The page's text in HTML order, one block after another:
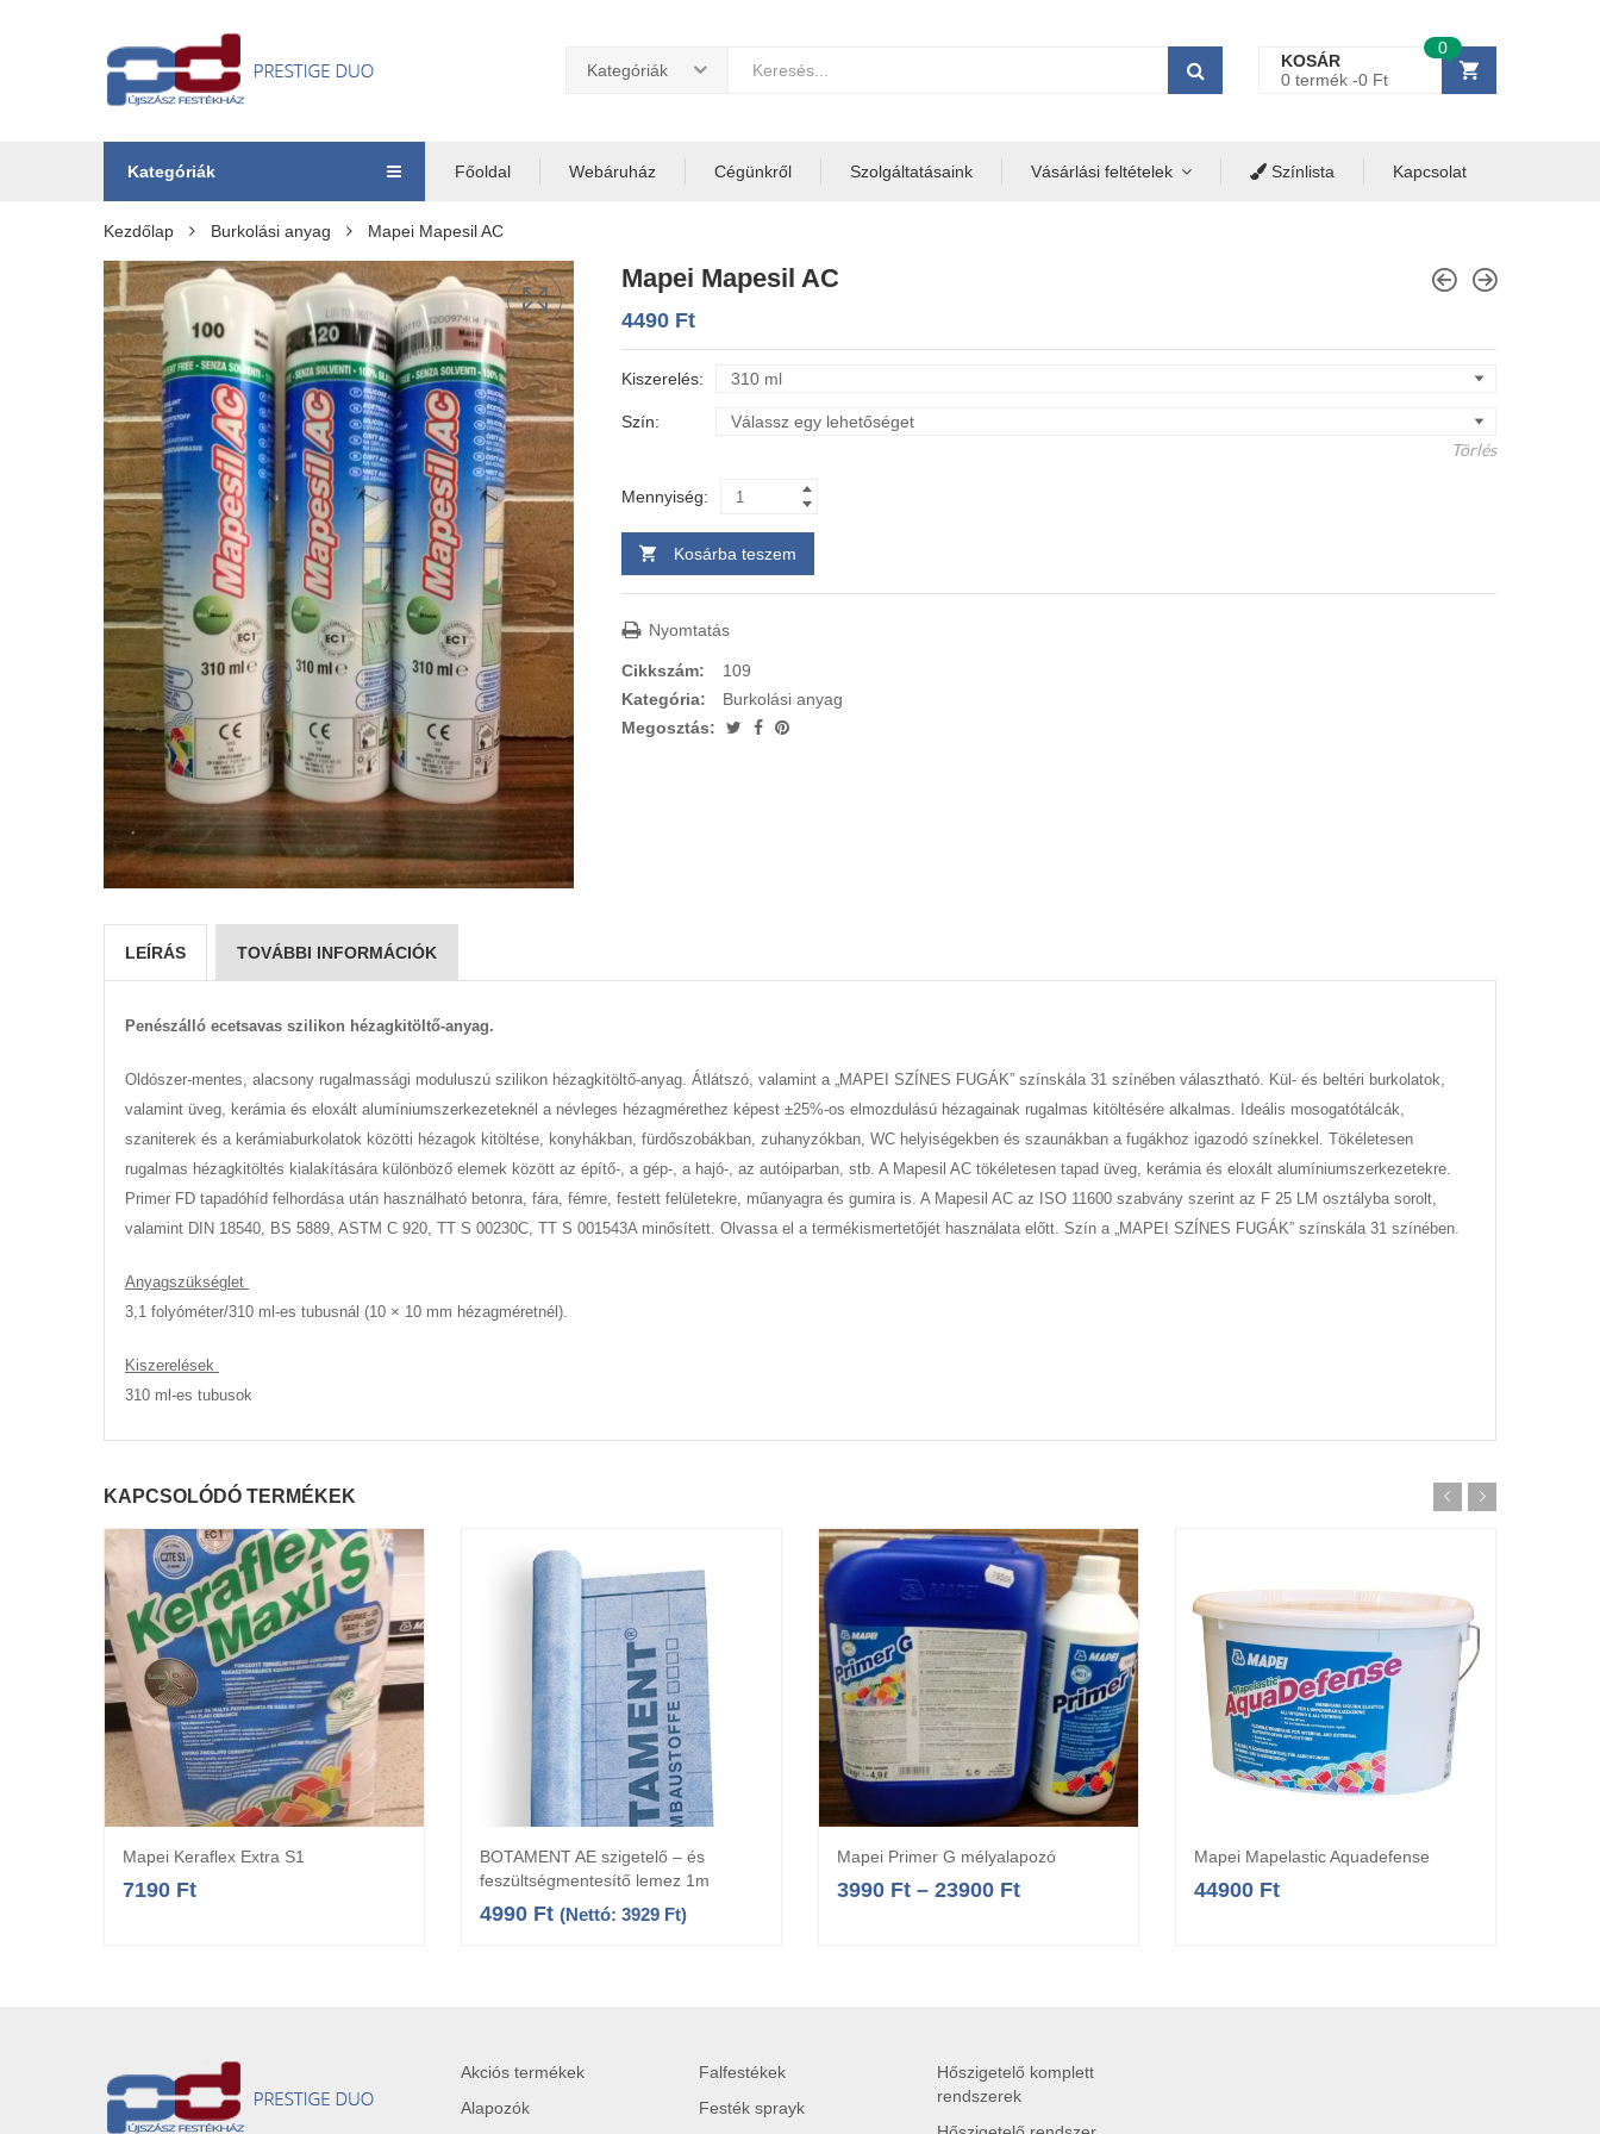
Kategóriák
KOSÁR
0 termék -0 Ft
0
Kategóriák Főoldal Webáruház Cégünkről Szolgáltatásaink Vásárlási feltételek Színlista Kapcsolat
Kezdőlap Burkolási anyag Mapei Mapesil AC
Mapei Mapesil AC
4490 Ft
Kiszerelés
Szín
Törlés
Mennyiség:
Kosárba teszem
Nyomtatás
Cikkszám:
109
Kategória:
Burkolási anyag
Megosztás:
LEÍRÁS TOVÁBBI INFORMÁCIÓK
Penészálló ecetsavas szilikon hézagkitöltő-anyag.
Oldószer-mentes, alacsony rugalmassági moduluszú szilikon hézagkitöltő-anyag. Átlátszó, valamint a „MAPEI SZÍNES FUGÁK” színskála 31 színében választható. Kül- és beltéri burkolatok,
valamint üveg, kerámia és eloxált alumíniumszerkezeteknél a névleges hézagmérethez képest ±25%-os elmozdulású hézagainak rugalmas kitöltésére alkalmas. Ideális mosogatótálcák,
szaniterek és a kerámiaburkolatok közötti hézagok kitöltése, konyhákban, fürdőszobákban, zuhanyzókban, WC helyiségekben és szaunákban a fugákhoz igazodó színekkel. Tökéletesen
rugalmas hézagkitöltés kialakítására különböző elemek között az építő-, a gép-, a hajó-, az autóiparban, stb. A Mapesil AC tökéletesen tapad üveg, kerámia és eloxált alumíniumszerkezetekre.
Primer FD tapadóhíd felhordása után használható betonra, fára, fémre, festett felületekre, műanyagra és gumira is. A Mapesil AC az ISO 11600 szabvány szerint az F 25 LM osztályba sorolt,
valamint DIN 18540, BS 5889, ASTM C 920, TT S 00230C, TT S 001543A minősített. Olvassa el a termékismertetőjét használata előtt. Szín a „MAPEI SZÍNES FUGÁK” színskála 31 színében.
Anyagszükséglet
3,1 folyóméter/310 ml-es tubusnál (10 × 10 mm hézagméretnél).
Kiszerelések
310 ml-es tubusok
KAPCSOLÓDÓ TERMÉKEK
Opciók választása
Mapei Keraflex Extra S1
7190 Ft
Kosárba teszem
BOTAMENT AE szigetelő – és
feszültségmentesítő lemez 1m
4990 Ft (Nettó: 3929 Ft)
Opciók választása
Mapei Primer G mélyalapozó
3990 Ft – 23900 Ft
Opciók választása
Mapei Mapelastic Aquadefense
44900 Ft
Akciós termékek
Alapozók
Falfestékek
Festék sprayk
Hőszigetelő komplett
rendszerek